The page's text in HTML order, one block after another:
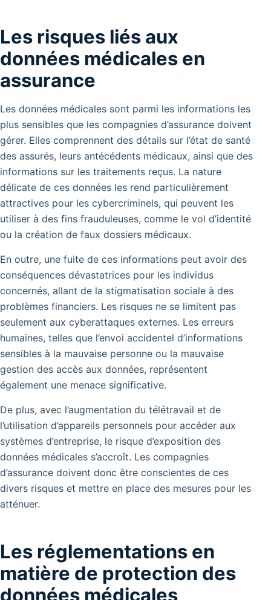
Les risques liés aux
données médicales en
assurance
Les données médicales sont parmi les informations les
plus sensibles que les compagnies d’assurance doivent
gérer. Elles comprennent des détails sur l’état de santé
des assurés, leurs antécédents médicaux, ainsi que des
informations sur les traitements reçus. La nature
délicate de ces données les rend particulièrement
attractives pour les cybercriminels, qui peuvent les
utiliser à des fins frauduleuses, comme le vol d’identité
ou la création de faux dossiers médicaux.
En outre, une fuite de ces informations peut avoir des
conséquences dévastatrices pour les individus
concernés, allant de la stigmatisation sociale à des
problèmes financiers. Les risques ne se limitent pas
seulement aux cyberattaques externes. Les erreurs
humaines, telles que l’envoi accidentel d’informations
sensibles à la mauvaise personne ou la mauvaise
gestion des accès aux données, représentent
également une menace significative.
De plus, avec l’augmentation du télétravail et de
l’utilisation d’appareils personnels pour accéder aux
systèmes d’entreprise, le risque d’exposition des
données médicales s’accroît. Les compagnies
d’assurance doivent donc être conscientes de ces
divers risques et mettre en place des mesures pour les
atténuer.
Les réglementations en
matière de protection des
données médicales